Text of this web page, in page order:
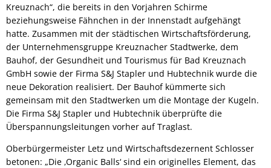
Kreuznach“, die bereits in den Vorjahren Schirme
beziehungsweise Fähnchen in der Innenstadt aufgehängt
hatte. Zusammen mit der städtischen Wirtschaftsförderung,
der Unternehmensgruppe Kreuznacher Stadtwerke, dem
Bauhof, der Gesundheit und Tourismus für Bad Kreuznach
GmbH sowie der Firma S&J Stapler und Hubtechnik wurde die
neue Dekoration realisiert. Der Bauhof kümmerte sich
gemeinsam mit den Stadtwerken um die Montage der Kugeln.
Die Firma S&J Stapler und Hubtechnik überprüfte die
Überspannungsleitungen vorher auf Traglast.
Oberbürgermeister Letz und Wirtschaftsdezernent Schlosser
betonen: „Die ‚Organic Balls‘ sind ein originelles Element, das